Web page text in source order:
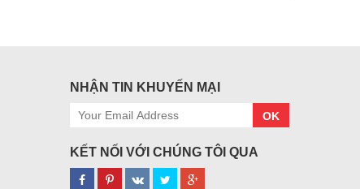
NHẬN TIN KHUYẾN MẠI
OK
KẾT NỐI VỚI CHÚNG TÔI QUA